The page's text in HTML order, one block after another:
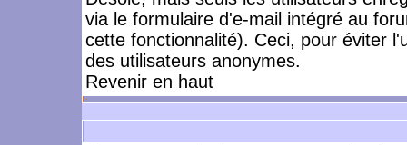
via le formulaire d'e-mail intégré au
cette fonctionnalité). Ceci, pour éviter
des utilisateurs anonymes.
Revenir en haut